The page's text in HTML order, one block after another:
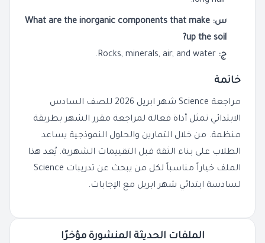
س: What are the inorganic components that make
up the soil?
ج:
خاتمة
مراجعة Science شهر ابريل 2026 للصف السادس
الابتدائي تمثل أداة فعالة لمراجعة مقرر الشهر بطريقة
منظمة. من خلال التمارين والحلول النموذجية يساعد
الطلاب على بناء الثقة قبل التقييمات الشهرية. يُعد هذا
الملف خياراً مناسباً لكل من يبحث عن تدريبات Science
لسادسة ابتدائي شهر ابريل مع الإجابات.
الملفات الحديثة المنشورة مؤخرًا